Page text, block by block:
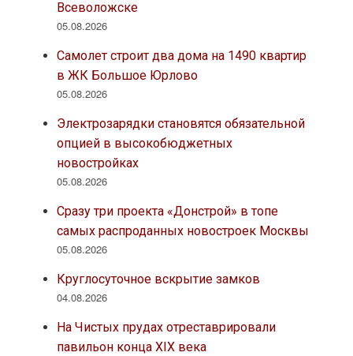
Всеволожске
05.08.2026
Самолет строит два дома на 1490 квартир
в ЖК Большое Юрлово
05.08.2026
Электрозарядки становятся обязательной
опцией в высокобюджетных
новостройках
05.08.2026
Сразу три проекта «Донстрой» в топе
самых распроданных новостроек Москвы
05.08.2026
Круглосуточное вскрытие замков
04.08.2026
На Чистых прудах отреставрировали
павильон конца XIX века